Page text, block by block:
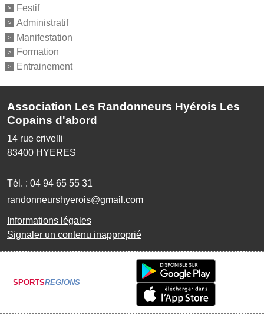
Festif
Administratif
Manifestation
Formation
Entrainement
Association Les Randonneurs Hyérois Les
Copains d'abord
14 rue crivelli
83400 HYERES
Tél. : 04 94 65 55 31
randonneurshyerois@gmail.com
Informations légales
Signaler un contenu inapproprié
SPORTSREGIONS